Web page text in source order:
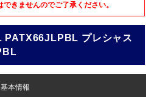
きませんのでご了承ください。
プレシャス
基本情報